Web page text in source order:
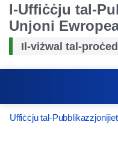
l-Uffiċċju tal-
Unjoni
Il-viżwal tal-
Uffiċċju tal-Pubblikazzjonijiet